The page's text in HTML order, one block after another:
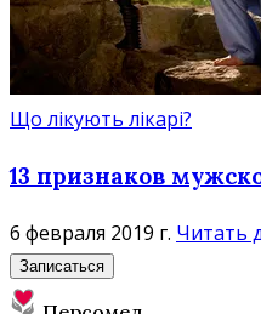
Що лікують лікарі?
13 признаков
6 февраля 2019 г. Читать
Записаться